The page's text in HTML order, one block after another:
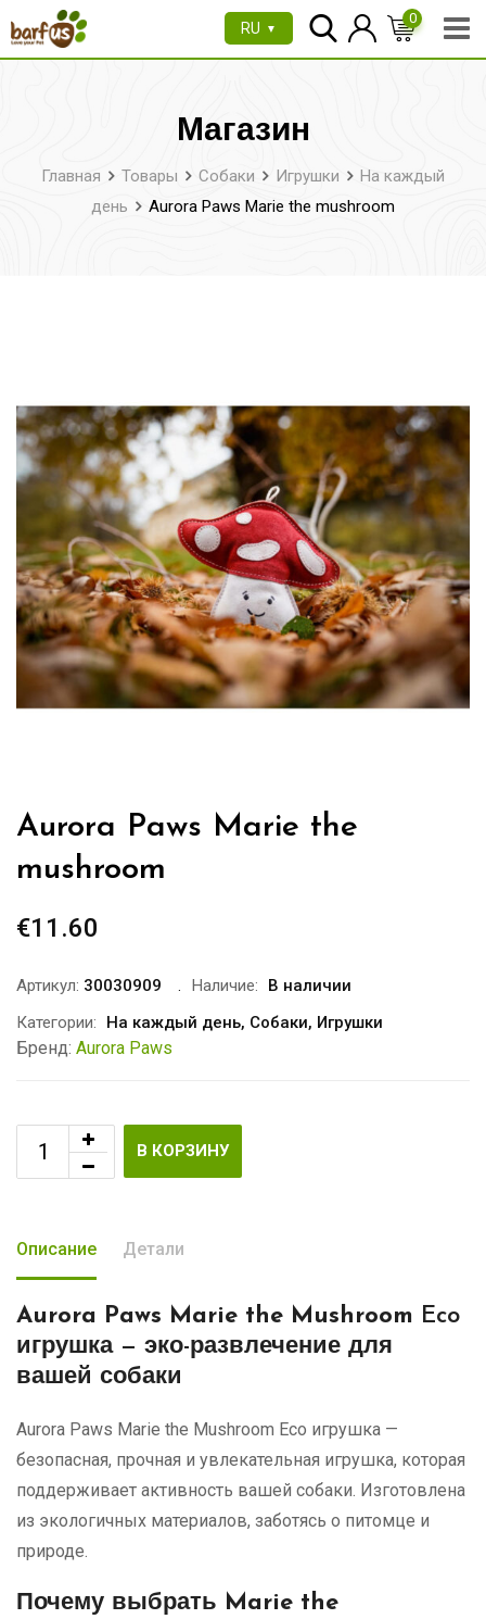
Перейти
RU ▼
0
Магазин
Главная Товары Собаки Игрушки
На каждый
день
Aurora Paws Marie the mushroom
Aurora Paws Marie the
mushroom
€11.60
Артикул: 30030909 Наличие:
В наличии
Категории:
На каждый день, Собаки, Игрушки
Бренд: Aurora Paws
В КОРЗИНУ
Описание Детали
Aurora Paws Marie the Mushroom Eco
игрушка — эко-развлечение для
вашей собаки
Aurora Paws Marie the Mushroom Eco игрушка —
безопасная, прочная и увлекательная игрушка, которая
поддерживает активность вашей собаки. Изготовлена
из экологичных материалов, заботясь о питомце и
природе.
Почему выбрать Marie the